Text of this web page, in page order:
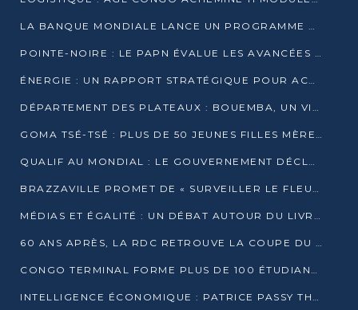
LA BANQUE MONDIALE LANCE UN PROGRAMME DE 394 MILLIONS DE DOLLARS POUR LE BASSIN DU CONGO
POINTE-NOIRE : LE PAPN ÉVALUE LES AVANCÉES DU MÔLE EST
ÉNERGIE : UN RAPPORT STRATÉGIQUE POUR ACCÉLÉRER LA TRANSITION AU CONGO
DÉPARTEMENT DES PLATEAUX : BOUEMBA, UN VIVIER ÉCONOMIQUE PRÊT À EXPLOSER
GOMA TSÉ-TSÉ : PLUS DE 50 JEUNES FILLES MÈRES SENSIBILISÉES À LA SANTÉ SEXUELLE
QUALIF AU MONDIAL : LE GOUVERNEMENT DÉCLARE LA JOURNÉE DU 1ER AVRIL 2026 CHÔMÉE ET PAYÉE
BRAZZAVILLE PROMET DE « SURVEILLER LE FLEUVE » APRÈS LA QUALIFICATION DE LA RDC AU MONDIAL
MÉDIAS ET ÉGALITÉ : UN DÉBAT AUTOUR DU LIVRE « CES FEMMES QUI REPRENNENT LE POUVOIR SUR LEUR VIE »
60 ANS APRÈS, LA RDC RETROUVE LA COUPE DU MONDE
CONGO TERMINAL FORME PLUS DE 100 ÉTUDIANTS AUX TECHNIQUES D’EMBAUCHE
INTELLIGENCE ÉCONOMIQUE : PATRICE PASSY THÉORISE UNE STRATÉGIE ADAPTÉE AUX CONTEXTES FRAGMENTÉS